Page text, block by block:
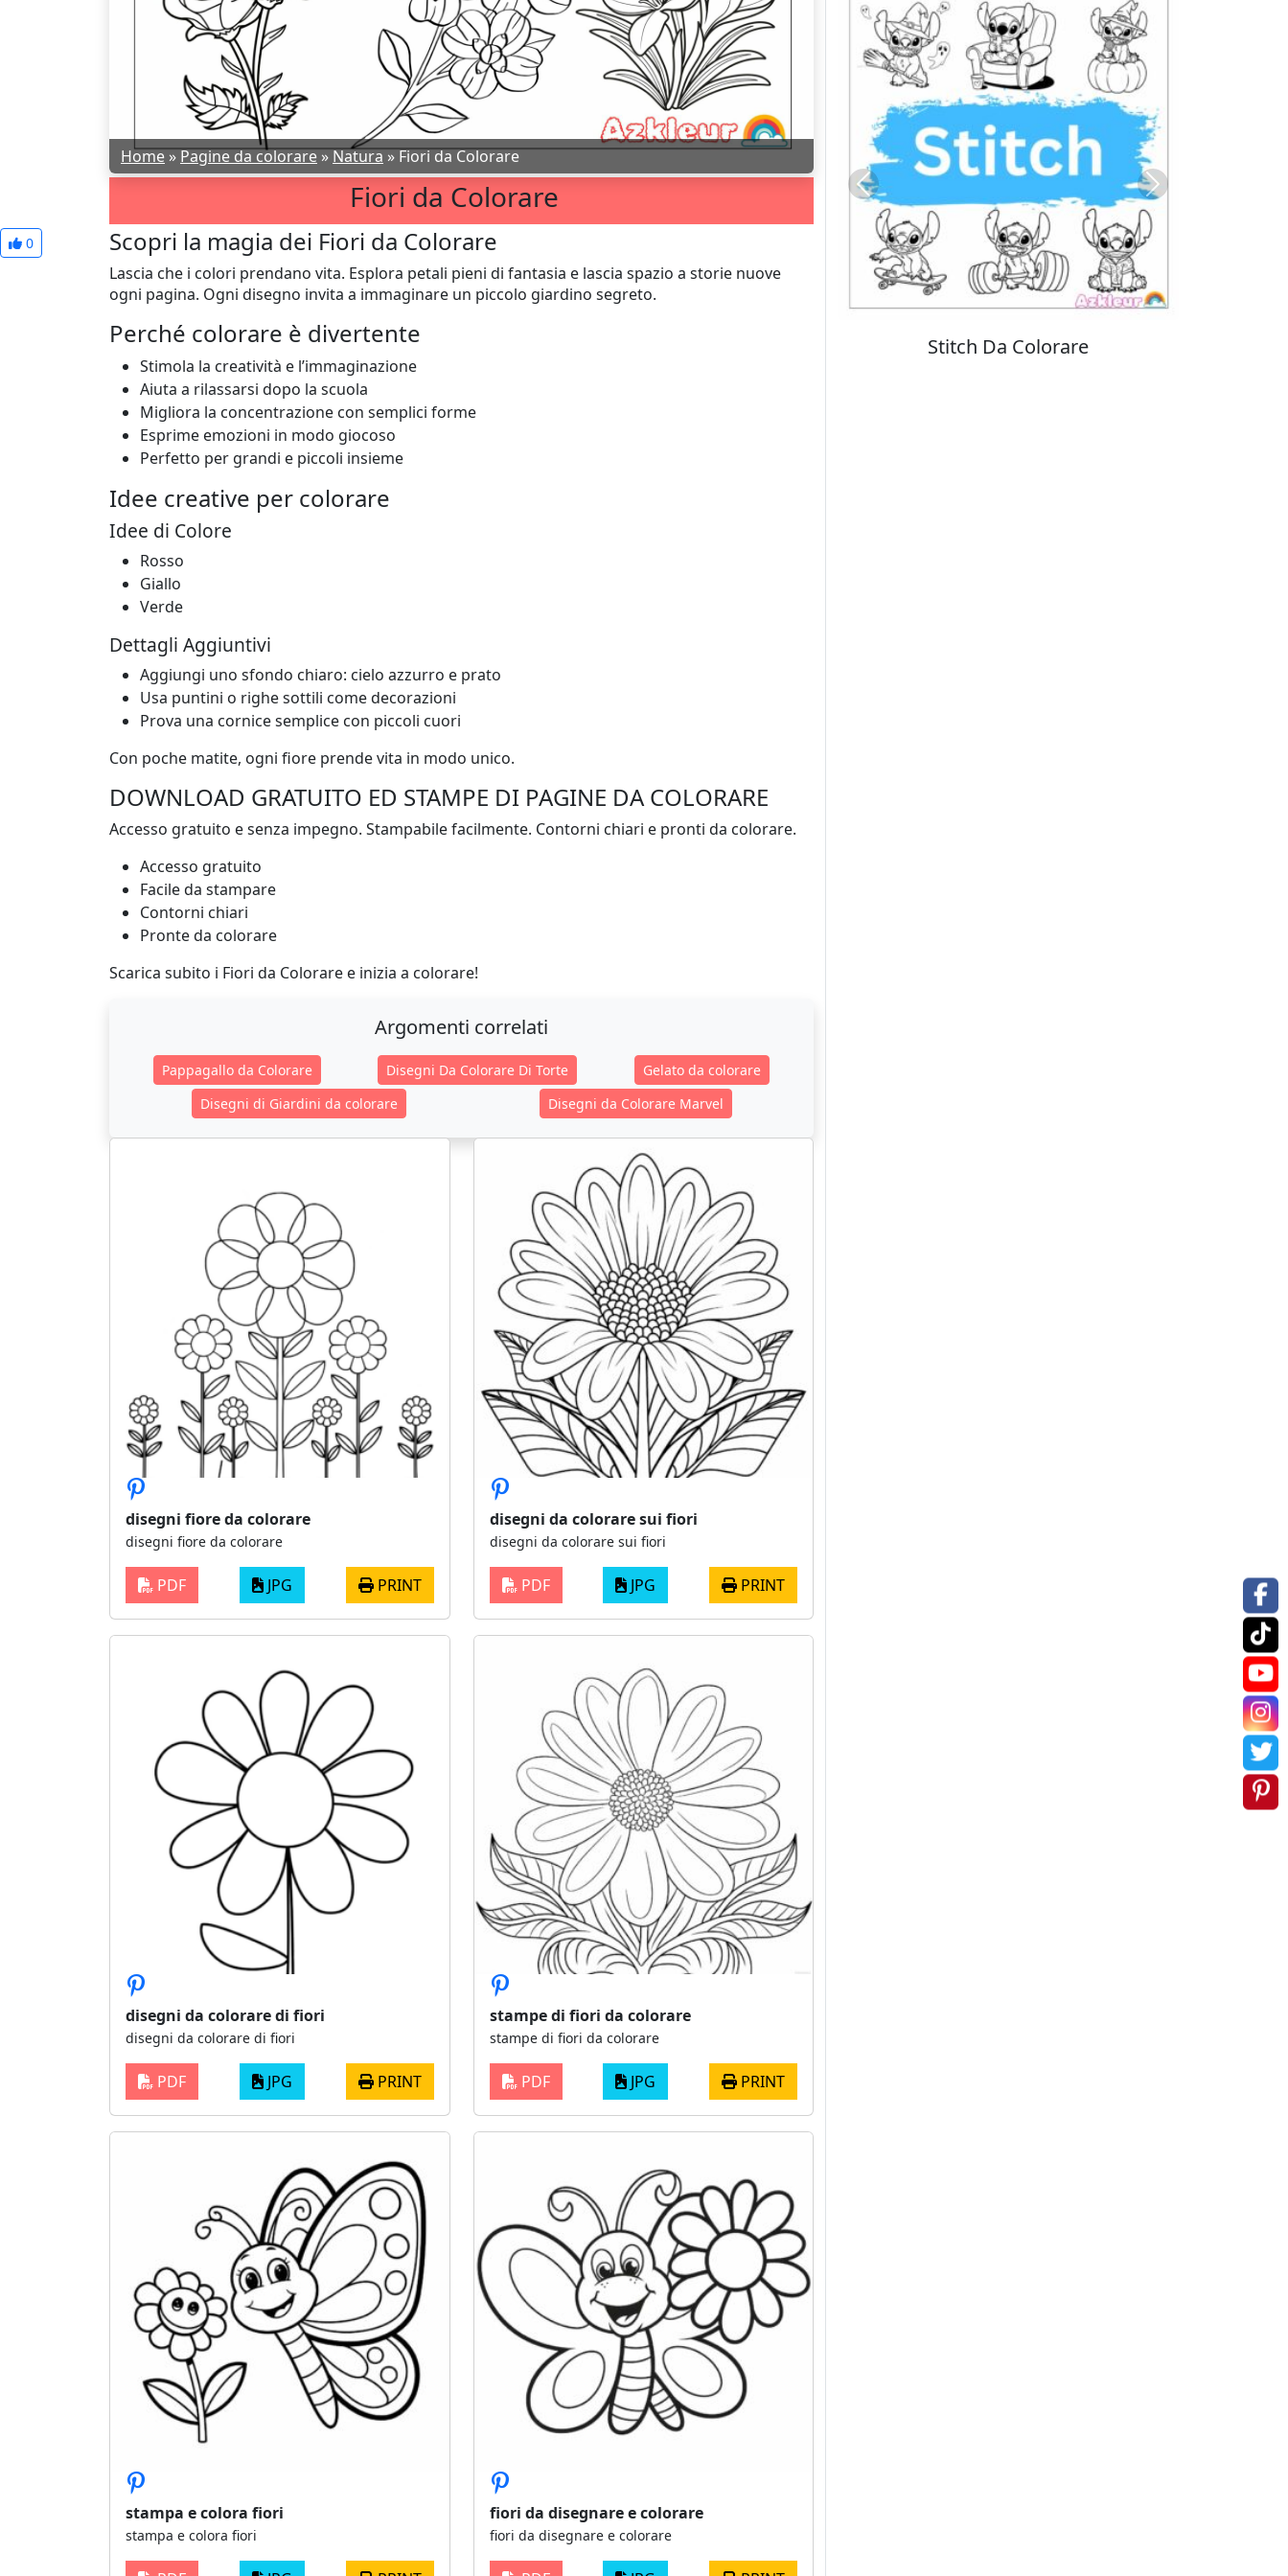
Home»Pagine da colorare»Natura»Fiori da Colorare
Fiori da Colorare
0 Scopri la magia dei Fiori da Colorare
Lascia che i colori prendano vita. Esplora petali pieni di fantasia e lascia spazio a storie nuove
ogni pagina. Ogni disegno invita a immaginare un piccolo giardino segreto.
Perché colorare è divertente
Stimola la creatività e l’immaginazione
Aiuta a rilassarsi dopo la scuola
Migliora la concentrazione con semplici forme
Esprime emozioni in modo giocoso
Perfetto per grandi e piccoli insieme
Idee creative per colorare
Idee di Colore
Rosso
Giallo
Verde
Dettagli Aggiuntivi
Aggiungi uno sfondo chiaro: cielo azzurro e prato
Usa puntini o righe sottili come decorazioni
Prova una cornice semplice con piccoli cuori
Con poche matite, ogni fiore prende vita in modo unico.
DOWNLOAD GRATUITO ED STAMPE DI PAGINE DA COLORARE
Accesso gratuito e senza impegno. Stampabile facilmente. Contorni chiari e pronti da colorare.
Accesso gratuito
Facile da stampare
Contorni chiari
Pronte da colorare
Scarica subito i Fiori da Colorare e inizia a colorare!
Argomenti correlati
Pappagallo da Colorare Disegni Da Colorare Di Torte
Gelato da colorare
Disegni di Giardini da colorare
Disegni da Colorare Marvel
disegni fiore da colorare
disegni fiore da colorare
PDF JPG PRINT
disegni da colorare sui fiori
disegni da colorare sui fiori
PDF JPG PRINT
disegni da colorare di fiori
disegni da colorare di fiori
PDF JPG PRINT
stampe di fiori da colorare
stampe di fiori da colorare
PDF JPG PRINT
stampa e colora fiori
stampa e colora fiori
fiori da disegnare e colorare
fiori da disegnare e colorare
Colorare Pokemon
Previous Next